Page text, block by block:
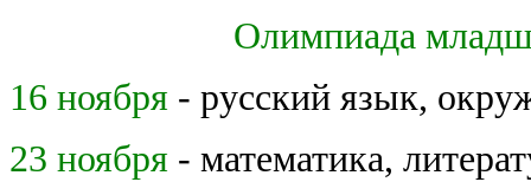
Олимпиада
16 ноября - русский язык,
23 ноября - математика,